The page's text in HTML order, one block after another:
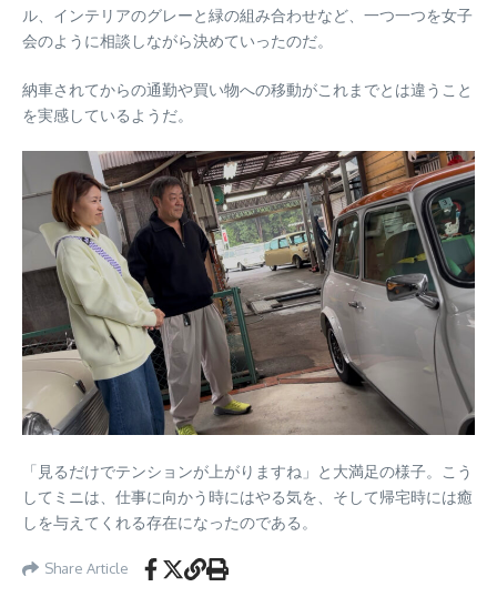
ル、インテリアのグレーと緑の組み合わせなど、一つ一つを女子
会のように相談しながら決めていったのだ。
納車されてからの通勤や買い物への移動がこれまでとは違うこと
を実感しているようだ。
「見るだけでテンションが上がりますね」と大満足の様子。こう
してミニは、仕事に向かう時にはやる気を、そして帰宅時には癒
しを与えてくれる存在になったのである。
Share Article